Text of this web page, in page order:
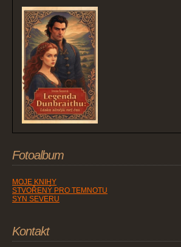
Fotoalbum
MOJE KNIHY
STVOŘENÝ PRO TEMNOTU
SYN SEVERU
Kontakt